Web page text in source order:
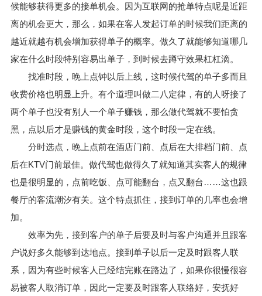
候能够获得更多的接单机会。因为互联网的抢单特点呢是近距
离的机会更大，那么，如果在客人发起订单的时候我们距离的
越近就越有机会增加获得单子的概率。做久了就能够知道哪几
家在什么时段特别容易出单子，到时候去蹲守效果杠杠滴。
找准时段，晚上点钟以后上线，这时候代驾的单子多而且
收费价格也明显上升。有个道理叫做二八定律，有的人呀接了
两个单子也没有别人一个单子赚钱，那么做代驾就不要怕贪
黑，点以后才是赚钱的黄金时段，这个时段一定在线。
分时选点，晚上点前在酒店门前、点后在大排档门前、点
后在KTV门前最佳。做代驾也做得久了就知道其实客人的规律
也是很明显的，点前吃饭、点可能翻台，点又翻台……这也跟
餐厅的客流潮汐有关。这个特点抓住，接到订单的几率也会增
加。
效率为先，接到客户的单子后要及时与客户沟通并且跟客
户说好多久能够到达地点。接到单子以后一定及时跟客人联
系，因为有些时候客人已经结完账在路边了，如果你很慢很容
易被客人取消订单，因此一定要及时跟客人联络好，安抚好